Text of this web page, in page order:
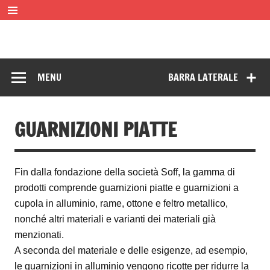
Skip
to
content
BARRA LATERALE
MENU
GUARNIZIONI PIATTE
Fin dalla fondazione della società Soff, la gamma di
prodotti comprende guarnizioni piatte e guarnizioni a
cupola in alluminio, rame, ottone e feltro metallico,
nonché altri materiali e varianti dei materiali già
menzionati.
A seconda del materiale e delle esigenze, ad esempio,
le guarnizioni in alluminio vengono ricotte per ridurre la